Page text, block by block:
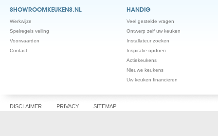
SHOWROOMKEUKENS.NL
Werkwijze
Spelregels veiling
Voorwaarden
Contact
HANDIG
Veel gestelde vragen
Ontwerp zelf uw keuken
Installateur zoeken
Inspiratie opdoen
Actiekeukens
Nieuwe keukens
Uw keuken financieren
DISCLAIMER PRIVACY SITEMAP